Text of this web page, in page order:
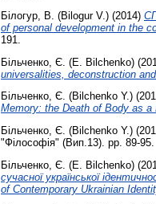
Білогур, В. (Bilogur V.) (2014)
of personal development in the
191.
Більченко, Є. (E. Bilchenko)
universalities, deconstruction
Більченко, Є. (Bilchenko Y.)
Memory: the Death of Body as
Більченко, Є. (Bilchenko Y.)
"Філософія" (Вип.13). pp. 89-95.
Більченко, Є. (E. Bilchenko)
сучасної української
of Contemporary Ukrainian